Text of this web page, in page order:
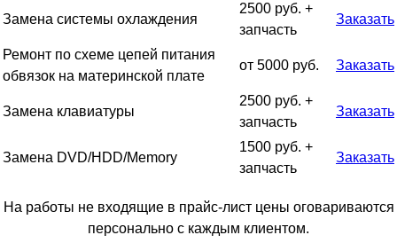
Замена системы охлаждения
2500 руб. +
запчасть
Заказать
Ремонт по схеме цепей питания
обвязок на материнской плате
от 5000 руб. Заказать
Замена клавиатуры
2500 руб. +
запчасть
Заказать
Замена DVD/HDD/Memory
1500 руб. +
запчасть
Заказать
На работы не входящие в прайс-лист цены оговариваются
персонально с каждым клиентом.